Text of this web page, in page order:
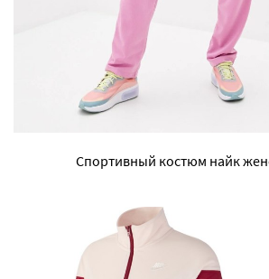
Спортивный костюм найк